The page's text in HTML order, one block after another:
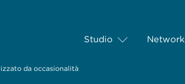
Studio Network
da occasionalità